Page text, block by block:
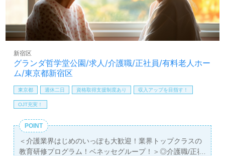
全国の求人ご紹介！医療/福祉業界の正社員/パート求人探
しは【ウィルオブ介護】＊求人情報収集、将来的に検討の
方も遠慮なく＊
LINE、メール、お電話などご希望に応じてお問い合わせ/ご
相談可能です。転職相談、求人紹介、年収交渉など完全無
料サービスをご利用いただけます。＜非公開求人も取扱い
あり！＞"転職支援"のプロと一緒に転職活動！お問い合わ
グランダ哲学堂公園/求人/介護職/正社員/有料老人ホー
ム/東京都新宿区
新宿区
東京都 週休二日 資格取得支援制度あり 収入アップを目指す！
OJT充実！
POINT
＜介護業界はじめのいっぽも大歓迎！業界トップクラスの
教育研修プログラム！ベネッセグループ！＞◎介護職/正社